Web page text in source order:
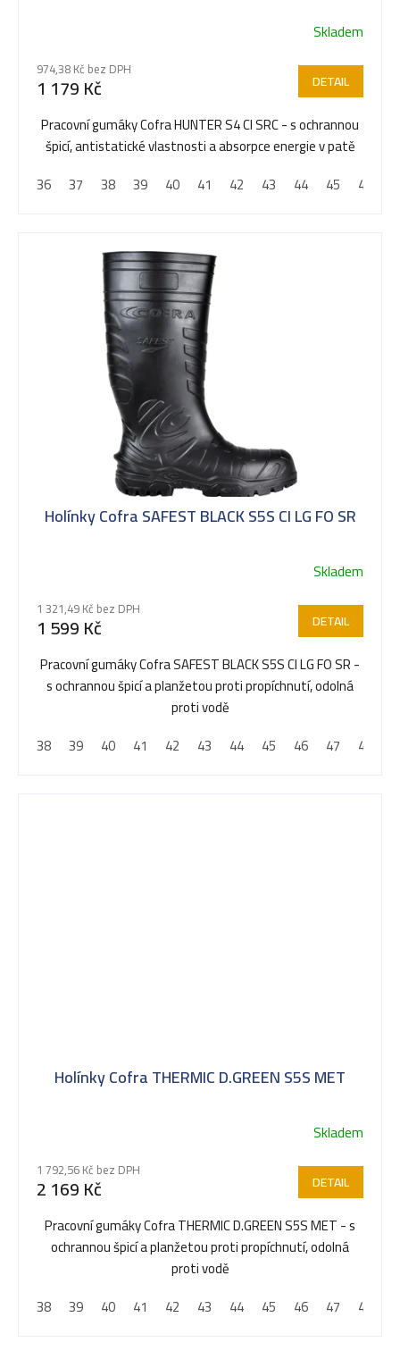
Skladem
974,38 Kč bez DPH
1 179 Kč DETAIL
Pracovní gumáky Cofra HUNTER S4 CI SRC - s ochrannou
špicí, antistatické vlastnosti a absorpce energie v patě
36
37 38 39 40 41 42 43 44 45 46
Holínky Cofra SAFEST BLACK S5S CI LG FO SR
Skladem
1 321,49 Kč bez DPH
1 599 Kč DETAIL
Pracovní gumáky Cofra SAFEST BLACK S5S CI LG FO SR -
s ochrannou špicí a planžetou proti propíchnutí, odolná
proti vodě
38
39 40 41 42 43 44 45 46 47 48
Holínky Cofra THERMIC D.GREEN S5S MET
hodnocení
produktu
je
5,0
Skladem
1 792,56 Kč bez DPH
2 169 Kč DETAIL
Pracovní gumáky Cofra THERMIC D.GREEN S5S MET - s
ochrannou špicí a planžetou proti propíchnutí, odolná
proti vodě
38
39 40 41 42 43 44 45 46 47 48